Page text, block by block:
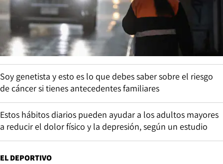
Soy genetista y esto es lo que debes saber sobre el riesgo
de cáncer si tienes antecedentes familiares
Estos hábitos diarios pueden ayudar a los adultos mayores
a reducir el dolor físico y la depresión, según un estudio
EL DEPORTIVO